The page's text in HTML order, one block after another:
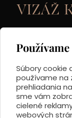
Súbory cookie
používame na
prehliadania
sme vám
cielené
webových
IČO: 46 603 921
DIČ:
Mobil:0948
Email: